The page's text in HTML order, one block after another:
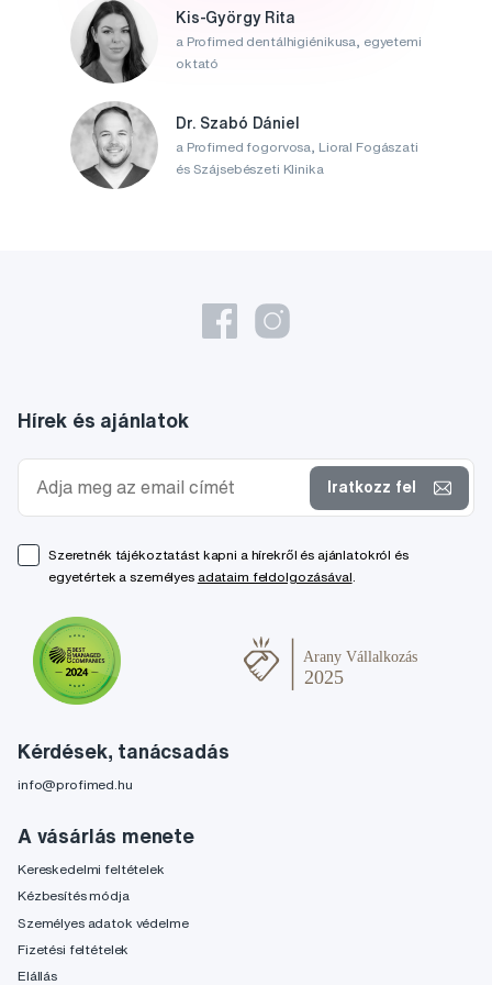
Kis-György Rita
a Profimed dentálhigiénikusa, egyetemi
oktató
Dr. Szabó Dániel
a Profimed fogorvosa, Lioral Fogászati
és Szájsebészeti Klinika
Kérdések, tanácsadás
info@profimed.hu
A vásárlás menete
Kereskedelmi feltételek
Kézbesítés módja
Személyes adatok védelme
Fizetési feltételek
Elállás
Hírek és ajánlatok
Iratkozz fel
Szeretnék tájékoztatást kapni a hírekről és ajánlatokról és
egyetértek a személyes adataim feldolgozásával